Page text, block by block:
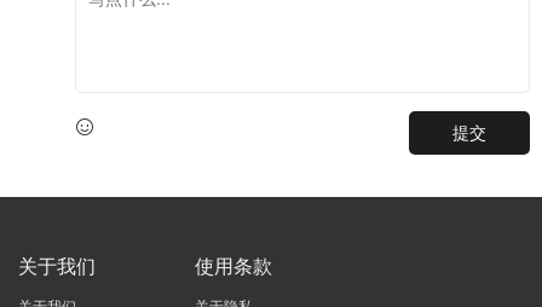
提交
关于我们 使用条款